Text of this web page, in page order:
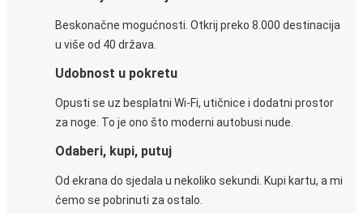
Beskonačne mogućnosti. Otkrij preko 8.000 destinacija
u više od 40 država.
Udobnost u pokretu
Opusti se uz besplatni Wi-Fi, utičnice i dodatni prostor
za noge. To je ono što moderni autobusi nude.
Odaberi, kupi, putuj
Od ekrana do sjedala u nekoliko sekundi. Kupi kartu, a mi
ćemo se pobrinuti za ostalo.